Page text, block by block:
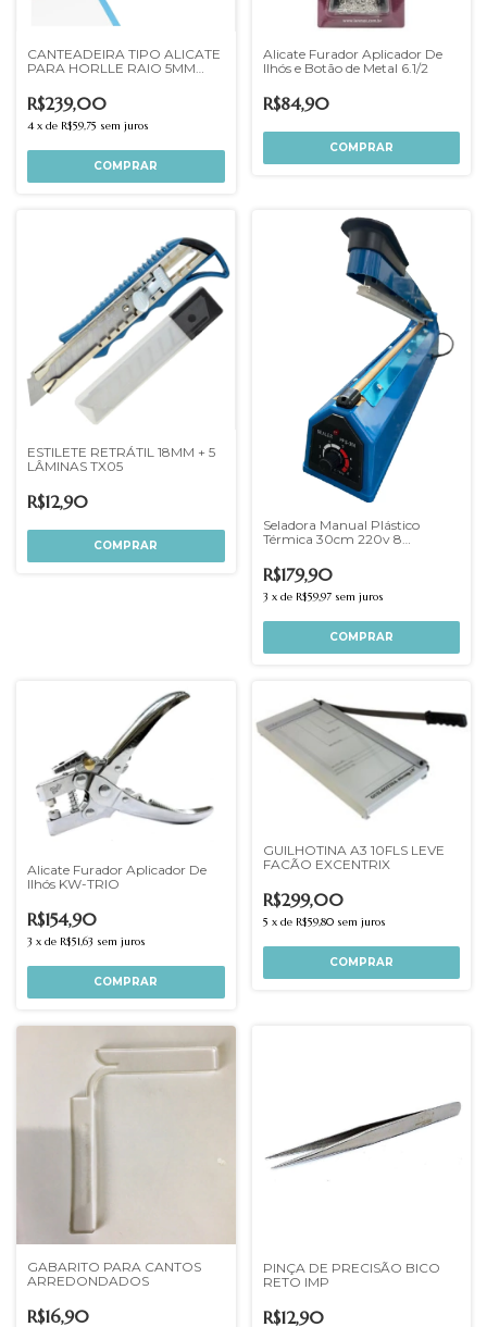
CANTEADEIRA TIPO ALICATE
PARA HORLLE RAIO 5MM
R$239,00
4 x de R$59,75 sem juros
Alicate Furador Aplicador De
Ilhós e Botão de Metal 6.1/2
R$84,90
ESTILETE RETRÁTIL 18MM + 5
LÂMINAS TX05
R$12,90
Seladora Manual Plástico
Térmica 30cm 220v 8
R$179,90
3 x de R$59,97 sem juros
Alicate Furador Aplicador De
Ilhós KW-TRIO
R$154,90
3 x de R$51,63 sem juros
GUILHOTINA A3 10FLS LEVE
FACÃO EXCENTRIX
R$299,00
5 x de R$59,80 sem juros
GABARITO PARA CANTOS
ARREDONDADOS
R$16,90
PINÇA DE PRECISÃO BICO
RETO IMP
R$12,90